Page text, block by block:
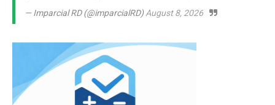
— Imparcial RD (@imparcialRD)August 8, 2026